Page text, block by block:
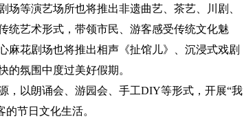
场等演艺场所也将推出非遗曲艺、茶艺、川剧、
统艺术形式，带领市民、游客感受传统文化魅
麻花剧场也将推出相声《扯馆儿》、沉浸式戏剧
的氛围中度过美好假期。
，以朗诵会、游园会、手工DIY等形式，开展“我
节日文化生活。